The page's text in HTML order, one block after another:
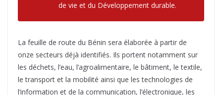
de vie et du Développement durable.
La feuille de route du Bénin sera élaborée à partir de
onze secteurs déjà identifiés. Ils portent notamment sur
les déchets, l’eau, l’agroalimentaire, le bâtiment, le textile,
le transport et la mobilité ainsi que les technologies de
l’information et de la communication, l’électronique, les